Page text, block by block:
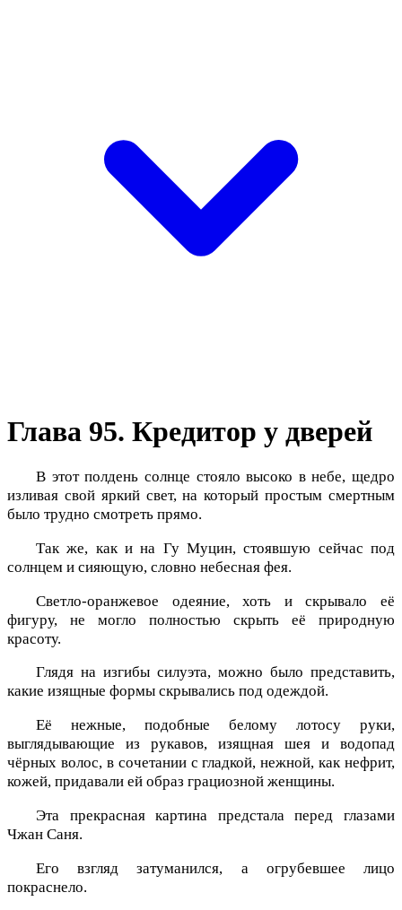
Глава 95. Кредитор у дверей
В этот полдень солнце стояло высоко в небе, щедро
изливая свой яркий свет, на который простым смертным
было трудно смотреть прямо.
Так же, как и на Гу Муцин, стоявшую сейчас под
солнцем и сияющую, словно небесная фея.
Светло-оранжевое одеяние, хоть и скрывало её
фигуру, не могло полностью скрыть её природную
красоту.
Глядя на изгибы силуэта, можно было представить,
какие изящные формы скрывались под одеждой.
Её нежные, подобные белому лотосу руки,
выглядывающие из рукавов, изящная шея и водопад
чёрных волос, в сочетании с гладкой, нежной, как нефрит,
кожей, придавали ей образ грациозной женщины.
Эта прекрасная картина предстала перед глазами
Чжан Саня.
Его взгляд затуманился, а огрубевшее лицо
покраснело.